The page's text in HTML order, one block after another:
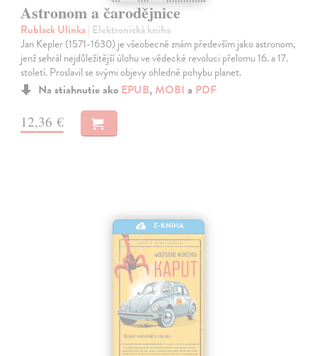
Astronom a čarodějnice
Rublack Ulinka| Elektronická kniha
Jan Kepler (1571-1630) je všeobecně znám především jako astronom,
jenž sehrál nejdůležitější úlohu ve vědecké revoluci přelomu 16. a 17.
století. Proslavil se svými objevy ohledně pohybu planet.
Na stiahnutie ako EPUB, MOBI a PDF
12,36 €
E-KNIHA